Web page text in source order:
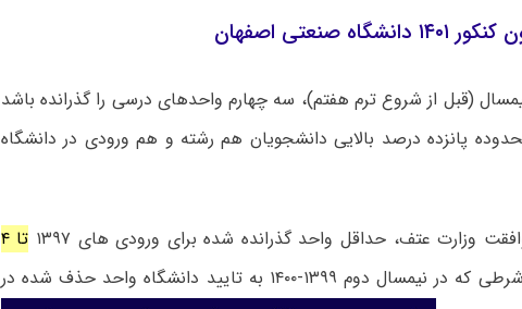
صنعتی اصفهان
متقاضی باید در مدت ۶ نیمسال (قبل از شروع ترم هفتم)، سه چهارم واحدهای درسی را گذرانده باشد
پانزده درصد بالایی دانشجویان هم رشته و هم ورودی در دانشگاه
وزارت عتف، حداقل واحد گذرانده شده برای ورودی های ۱۳۹۷
تا ۴
به شرطی که در نیمسال دوم ۱۳۹۹-۱۴۰۰ به تایید دانشگاه واحد حذف شده در